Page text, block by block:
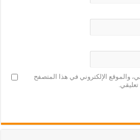
والموقع الإلكتروني في هذا المتصفح